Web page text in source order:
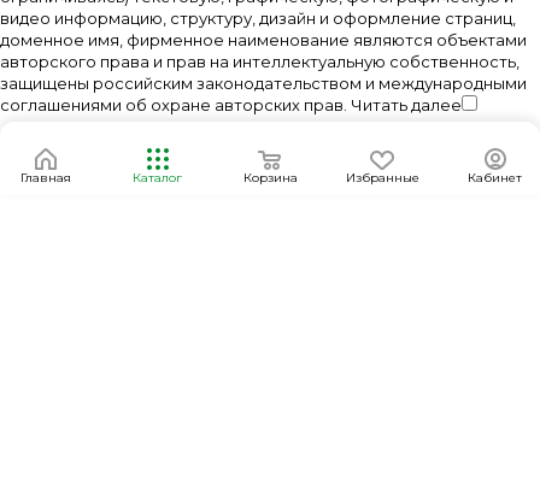
видео информацию, структуру, дизайн и оформление страниц,
доменное имя, фирменное наименование являются объектами
авторского права и прав на интеллектуальную собственность,
защищены российским законодательством и международными
соглашениями об охране авторских прав. Читать далее
Главная Каталог Корзина Избранные Кабинет